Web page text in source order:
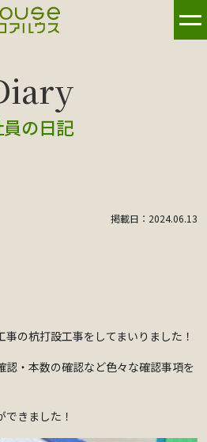
の日記
掲載日：2024.06.13
の杭打設工事をしてまいりました！
認・本数の確認など色々な確認事項を
きました！